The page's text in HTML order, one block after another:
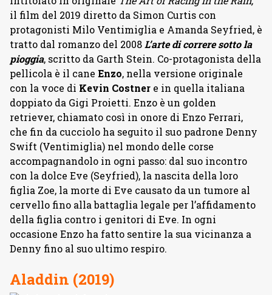
il film del 2019 diretto da Simon Curtis con
protagonisti Milo Ventimiglia e Amanda Seyfried, è
tratto dal romanzo del 2008L’arte di correre sotto la
pioggia, scritto da Garth Stein. Co-protagonista della
pellicola è il cane Enzo, nella versione originale
con la voce di Kevin Costner e in quella italiana
doppiato da Gigi Proietti. Enzo è un golden
retriever, chiamato così in onore di Enzo Ferrari,
che fin da cucciolo ha seguito il suo padrone Denny
Swift (Ventimiglia) nel mondo delle corse
accompagnandolo in ogni passo: dal suo incontro
con la dolce Eve (Seyfried), la nascita della loro
figlia Zoe, la morte di Eve causato da un tumore al
cervello fino alla battaglia legale per l’affidamento
della figlia contro i genitori di Eve. In ogni
occasione Enzo ha fatto sentire la sua vicinanza a
Denny fino al suo ultimo respiro.
Aladdin (2019)